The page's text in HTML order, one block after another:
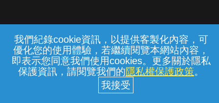
我們紀錄cookie資訊，以提供客製化內容，可
優化您的使用體驗，若繼續閱覽本網站內容，
即表示您同意我們使用cookies。更多關於隱私
保護資訊，請閱覽我們的隱私權保護政策。
常見問題 線上客服 服務條款 隱私權保護
中華電信股份有限公司個人家庭分公司
(統一編號：96979949) © 2026
{{notifyMsg}}